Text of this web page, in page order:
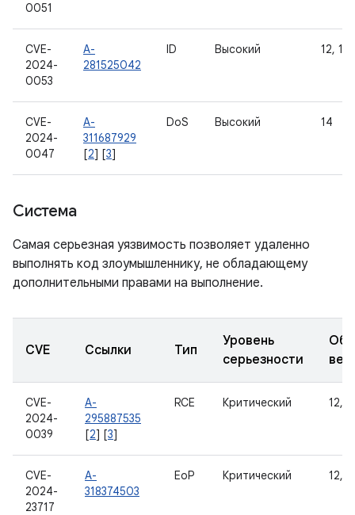
0051
CVE-
2024-
0053
A-
281525042
ID Высокий 12,
CVE-
2024-
0047
A-
311687929
[2] [3]
DoS Высокий 14
Система
Самая серьезная уязвимость позволяет удаленно
выполнять код злоумышленнику, не обладающему
дополнительными правами на выполнение.
CVE Ссылки Тип
Уровень
серьезности
CVE-
2024-
0039
A-
295887535
[2] [3]
RCE Критический 12,
CVE-
2024-
23717
A-
318374503
EoP Критический 12,